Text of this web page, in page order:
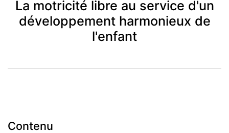
La motricité libre au service d'un
développement harmonieux de
l'enfant
Contenu